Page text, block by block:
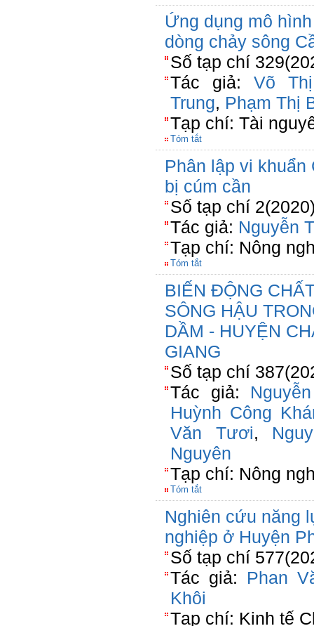
Ứng dụng mô
dòng chảy sông
Số tạp chí
Tác giả: Võ
Trung, Phạm Thị
Tạp chí: Tài
Tóm tắt
Phân lập vi
bị cúm cần
Số tạp chí
Tác giả: Nguyễn
Tạp chí: Nông
Tóm tắt
BIẾN ĐỘNG
SÔNG HẬU
DẦM - HUYỆN
GIANG
Số tạp chí
Tác giả:
Huỳnh Công
Văn Tươi,
Nguyên
Tạp chí: Nông
Tóm tắt
Nghiên cứu năng
nghiệp ở Huyện
Số tạp chí
Tác giả: Phan
Khôi
Tạp chí: Kinh tế